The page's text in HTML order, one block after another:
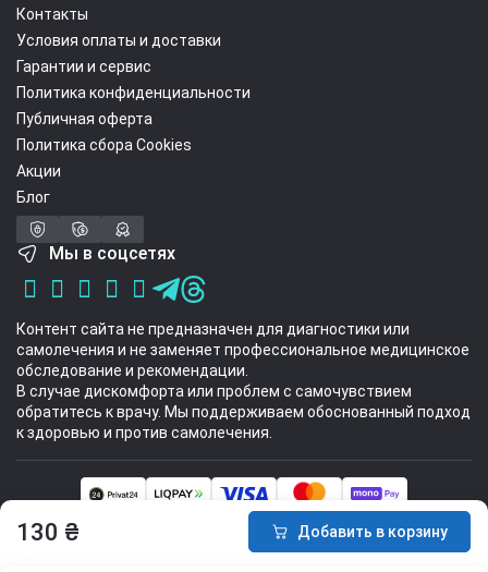
130 ₴ Добавить в корзину
Контакты
Условия оплаты и доставки
Гарантии и сервис
Политика конфиденциальности
Публичная оферта
Политика сбора Cookies
Акции
Блог
Мы в соцсетях
Контент сайта не предназначен для диагностики или
самолечения и не заменяет профессиональное медицинское
обследование и рекомендации.
В случае дискомфорта или проблем с самочувствием
обратитесь к врачу. Мы поддерживаем обоснованный подход
к здоровью и против самолечения.
Интернет-магазин спортивных товаров Sport Stuff 2014 - 2026 © Все
права защищены